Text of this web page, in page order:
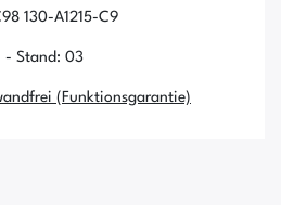
130-A1215-C9
- Stand: 03
(Funktionsgarantie)